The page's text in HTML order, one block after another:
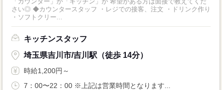
さい◎ ◆カウンタースタッフ ・レジでの接客、注文 ・ドリンク作り
・ソフトクリー...
キッチンスタッフ
埼玉県吉川市/吉川駅（徒歩 14分）
時給1,200円～
7：00〜22：00 ※上記は営業時間となります...